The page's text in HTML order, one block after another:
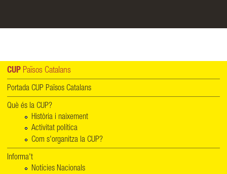
CUP Països Catalans
Portada CUP Països Catalans
Què és la CUP?
Història i naixement
Activitat política
Com s'organitza la CUP?
Informa't
Notícies Nacionals